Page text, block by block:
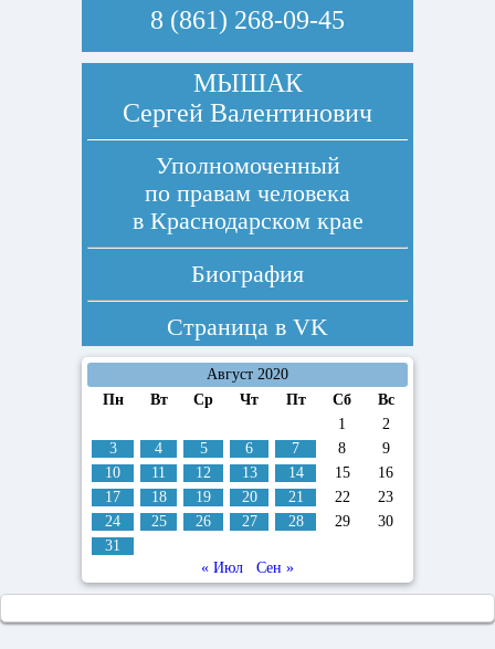
8 (861) 268-09-45
МЫШАК
Сергей Валентинович
Уполномоченный
по правам человека
в Краснодарском крае
Биография
Страница в VK
Август 2020
Пн
Вт Ср Чт Пт Сб
Вс
1
2
3
4 5 6 7 8
9
10
11 12 13 14 15
16
17
18 19 20 21 22
23
24
25 26 27 28 29
30
31
« Июл
Сен »